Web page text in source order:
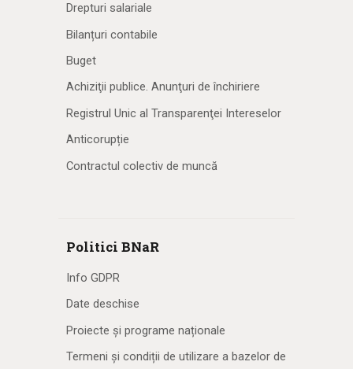
Drepturi salariale
Bilanțuri contabile
Buget
Achiziţii publice. Anunţuri de închiriere
Registrul Unic al Transparenţei Intereselor
Anticorupție
Contractul colectiv de muncă
Politici BNaR
Info GDPR
Date deschise
Proiecte și programe naționale
Termeni și condiții de utilizare a bazelor de